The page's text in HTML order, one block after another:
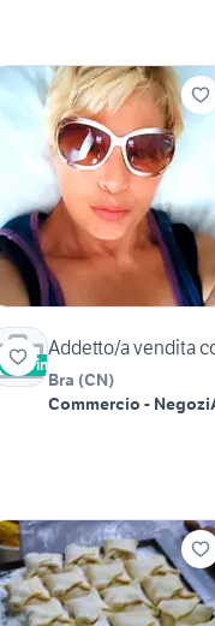
Vetrina
Addetto/a vendita
Bra (CN)
Commercio - Negozi